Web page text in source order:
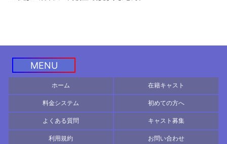
MENU
ホーム 在籍キャスト
料金システム 初めての方へ
よくある質問 キャスト募集
利用規約 お問い合わせ